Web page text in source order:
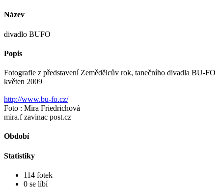
Název
divadlo BUFO
Popis
Fotografie z představení Zemědělcův rok, tanečního divadla BU-FO
květen 2009
http://www.bu-fo.cz/
Foto : Mira Friedrichová
mira.f zavinac post.cz
Období
Statistiky
114 fotek
0 se líbí